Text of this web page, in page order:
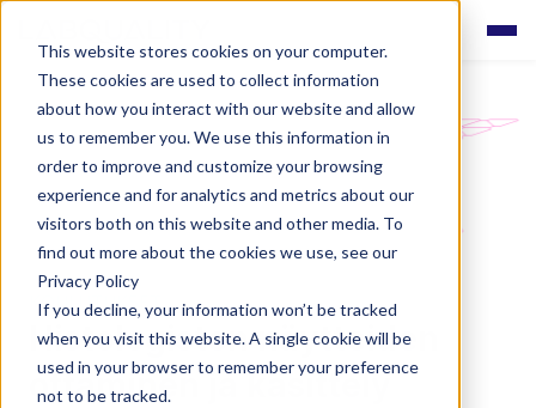
This website stores cookies on your computer.
These cookies are used to collect information
about how you interact with our website and allow
us to remember you. We use this information in
order to improve and customize your browsing
experience and for analytics and metrics about our
visitors both on this website and other media. To
find out more about the cookies we use, see our
Privacy Policy
If you decline, your information won’t be tracked
when you visit this website. A single cookie will be
used in your browser to remember your preference
not to be tracked.
KOULUTUKSET
Histologisten näytteiden
ottaminen ja käsittely